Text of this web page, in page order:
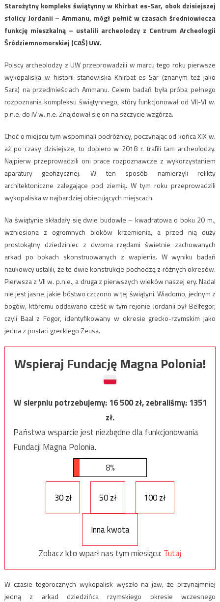
Starożytny kompleks świątynny w Khirbat es-Sar, obok dzisiejszej
stolicy Jordanii – Ammanu, mógł pełnić w czasach średniowiecza
funkcję mieszkalną – ustalili archeolodzy z Centrum Archeologii
Śródziemnomorskiej (CAŚ) UW.
Polscy archeolodzy z UW przeprowadzili w marcu tego roku pierwsze
wykopaliska w historii stanowiska Khirbat es-Sar (znanym też jako
Sara) na przedmieściach Ammanu. Celem badań była próba pełnego
rozpoznania kompleksu świątynnego, który funkcjonował od VII-VI w.
p.n.e. do IV w. n.e. Znajdował się on na szczycie wzgórza.
Choć o miejscu tym wspominali podróżnicy, poczynając od końca XIX w.
aż po czasy dzisiejsze, to dopiero w 2018 r. trafili tam archeolodzy.
Najpierw przeprowadzili oni prace rozpoznawcze z wykorzystaniem
aparatury geofizycznej. W ten sposób namierzyli relikty
architektoniczne zalegające pod ziemią. W tym roku przeprowadzili
wykopaliska w najbardziej obiecujących miejscach.
Na świątynie składały się dwie budowle – kwadratowa o boku 20 m.,
wzniesiona z ogromnych bloków krzemienia, a przed nią duży
prostokątny dziedziniec z dwoma rzędami świetnie zachowanych
arkad po bokach skonstruowanych z wapienia. W wyniku badań
naukowcy ustalili, że te dwie konstrukcje pochodzą z różnych okresów.
Pierwsza z VII w. p.n.e., a druga z pierwszych wieków naszej ery. Nadal
nie jest jasne, jakie bóstwo czczono w tej świątyni. Wiadomo, jednym z
bogów, któremu oddawano cześć w tym rejonie Jordanii był Belfegor,
czyli Baal z Fogor, identyfikowany w okresie grecko-rzymskim jako
jedna z postaci greckiego Zeusa.
Wspieraj Fundację Magna Polonia!
W sierpniu potrzebujemy:16 500zł, zebraliśmy:1351
zł.
Państwa wsparcie jest niezbędne dla funkcjonowania
Fundacji Magna Polonia.
8%
30 zł 50 zł 100 zł
Inna kwota
Zobacz kto wparł nas tym miesiącu: Tutaj
W czasie tegorocznych wykopalisk wyszło na jaw, że przynajmniej
jedną z arkad dziedzińca rzymskiego okresie wczesnego